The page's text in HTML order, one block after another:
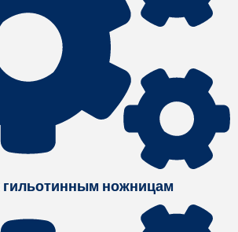
гильотинным ножницам